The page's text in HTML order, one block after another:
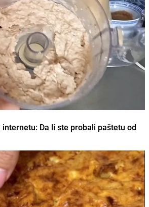
Da li ste probali paštetu od